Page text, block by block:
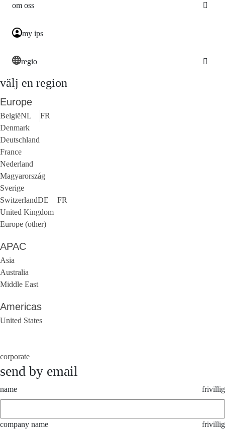
om oss
my ips
regio
välj en region
Europe
BelgiëNL
FR
Denmark
Deutschland
France
Nederland
Magyarország
Sverige
SwitzerlandDE
FR
United Kingdom
Europe (other)
APAC
Asia
Australia
Middle East
Americas
United States
corporate
send by email
name frivillig
company name frivillig